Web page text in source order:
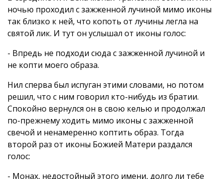
ночью проходил с зажженной лучиной мимо иконы
так близко к ней, что копоть от лучины легла на
святой лик. И тут он услышал от иконы голос:
- Впредь не подходи сюда с зажженной лучиной и
не копти моего образа.
Нил сперва был испуган этими словами, но потом
решил, что с ним говорил кто-нибудь из братии.
Спокойно вернулся он в свою келью и продолжал
по-прежнему ходить мимо иконы с зажженной
свечой и ненамеренно коптить образ. Тогда
второй раз от иконы Божией Матери раздался
голос:
- Монах, недостойный этого имени, долго ли тебе